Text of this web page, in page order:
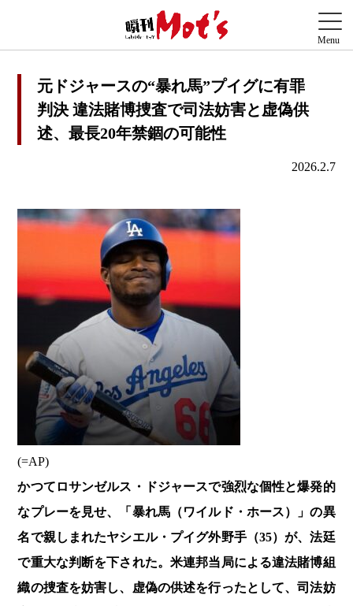
元ドジャースの“暴れ馬”プイグに有罪
判決 違法賭博捜査で司法妨害と虚偽供
述、最長20年禁錮の可能性
2026.2.7
(=AP)
かつてロサンゼルス・ドジャースで強烈な個性と爆発的
なプレーを見せ、「暴れ馬（ワイルド・ホース）」の異
名で親しまれたヤシエル・プイグ外野手（35）が、法廷
で重大な判断を下された。米連邦当局による違法賭博組
織の捜査を妨害し、虚偽の供述を行ったとして、司法妨